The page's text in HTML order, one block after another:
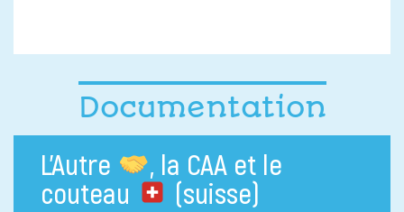
Documentation
L’Autre
, la CAA et le
couteau
(suisse)